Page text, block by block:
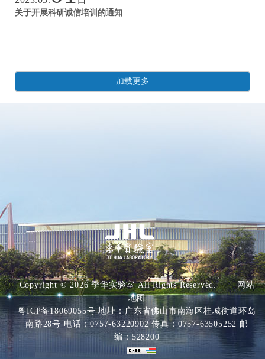
关于开展科研诚信培训的通知
加载更多
Copyright ©2026 季华实验室 All Rights Reserved.
网站
地图
粤ICP备18069055号地址：广东省佛山市南海区桂城街道环岛
南路28号 电话：0757-63220902 传真：0757-63505252 邮
编：528200